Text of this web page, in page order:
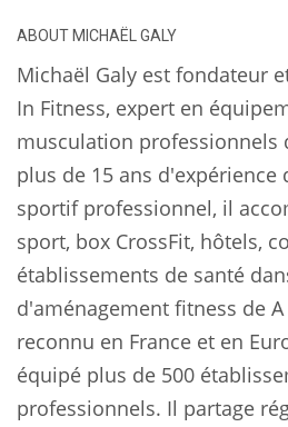
ABOUT MICHAËL GALY
Michaël Galy est fondateur
In Fitness, expert en
musculation professionnels
plus de 15 ans
sportif professionnel, il
sport, box CrossFit, hôtels,
établissements de santé
d'aménagement fitness de
reconnu en France et en
équipé plus de 500
professionnels. Il partage